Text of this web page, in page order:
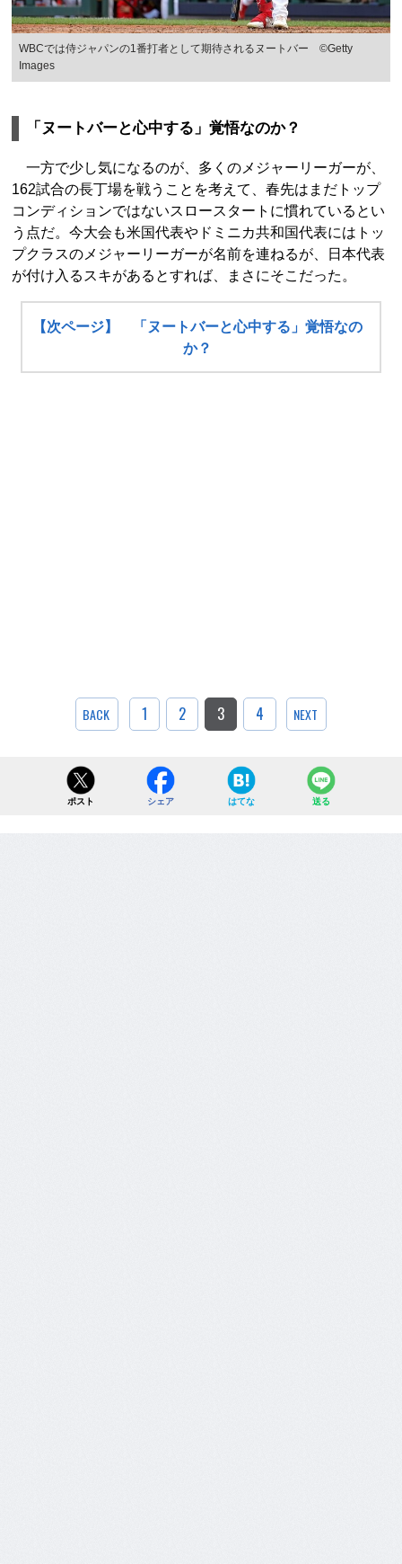
WBCでは侍ジャパンの1番打者として期待されるヌートバー ©︎Getty
Images
「ヌートバーと心中する」覚悟なのか？
一方で少し気になるのが、多くのメジャーリーガーが、
162試合の長丁場を戦うことを考えて、春先はまだトップ
コンディションではないスロースタートに慣れているとい
う点だ。今大会も米国代表やドミニカ共和国代表にはトッ
プクラスのメジャーリーガーが名前を連ねるが、日本代表
が付け入るスキがあるとすれば、まさにそこだった。
【次ページ】 「ヌートバーと心中する」覚悟なの
か？
BACK 1 2 3 4 NEXT
ポスト シェア はてな 送る